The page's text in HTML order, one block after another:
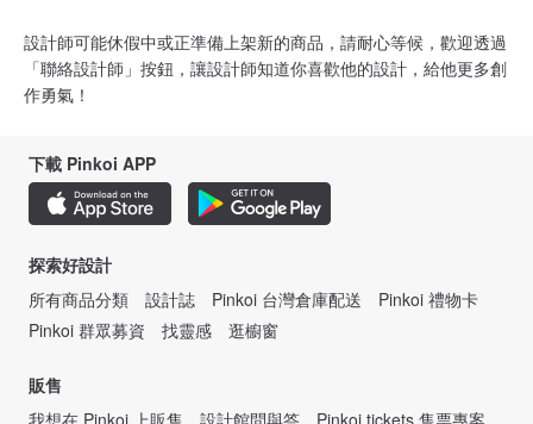
設計師可能休假中或正準備上架新的商品，請耐心等候，歡迎透過
「聯絡設計師」按鈕，讓設計師知道你喜歡他的設計，給他更多創
作勇氣！
下載 Pinkoi APP
探索好設計
所有商品分類
設計誌 Pinkoi 台灣倉庫配送
Pinkoi 禮物卡
Pinkoi 群眾募資
找靈感 逛櫥窗
販售
我想在 Pinkoi 上販售
設計館問與答 Pinkoi tickets 售票專案